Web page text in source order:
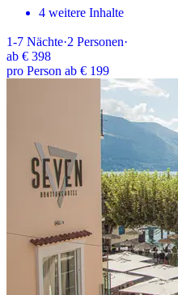
4 weitere Inhalte
1-7 Nächte·2 Personen·
ab € 398
pro Person ab € 199